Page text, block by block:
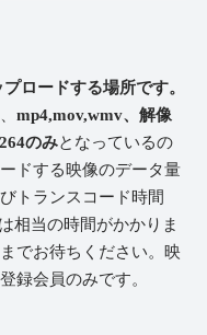
ロードする場所です。
mp4,mov,wmv、解像
のみとなっているの
ドする映像のデータ量
トランスコード時間
相当の時間がかかりま
でお待ちください。映
録会員のみです。